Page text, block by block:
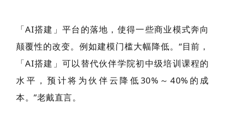
「AI搭建」平台的落地，使得一些商业模式奔向
颠覆性的改变。例如建模门槛大幅降低。“目前，
「AI搭建」可以替代伙伴学院初中级培训课程的
水平，预计将为伙伴云降低30%～40%的成
本。”老戴直言。